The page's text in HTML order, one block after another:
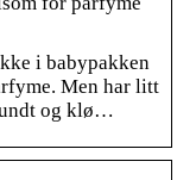
i babypakken
Men har litt
og klø…